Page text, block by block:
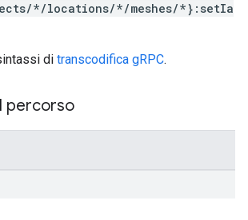
*/locations/*/meshes/*}:setIa
di transcodifica gRPC.
percorso